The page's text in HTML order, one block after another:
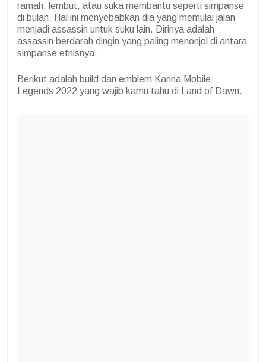
ramah, lembut, atau suka membantu seperti simpanse
di bulan. Hal ini menyebabkan dia yang memulai jalan
menjadi assassin untuk suku lain. Dirinya adalah
assassin berdarah dingin yang paling menonjol di antara
simpanse etnisnya.
Berikut adalah build dan emblem Karina Mobile
Legends 2022 yang wajib kamu tahu di Land of Dawn.